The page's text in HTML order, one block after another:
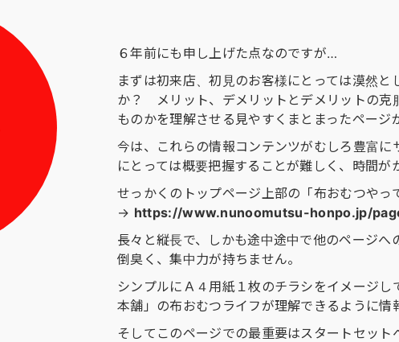
６年前にも申し上げた点なのですが…
まずは初来店、初見のお客様にとっては漠然
か？ メリット、デメリットとデメリットの克
ものかを理解させる見やすくまとまったページ
今は、これらの情報コンテンツがむしろ豊富
にとっては概要把握することが難しく、時間が
せっかくのトップページ上部の「布おむつやっ
→ https://www.nunoomutsu-honpo.jp/
長々と縦長で、しかも途中途中で他のページ
倒臭く、集中力が持ちません。
シンプルにＡ４用紙１枚のチラシをイメージ
本舗」の布おむつライフが理解できるように情
そしてこのページでの最重要はスタートセット